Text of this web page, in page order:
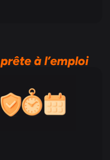
prête à l’emploi